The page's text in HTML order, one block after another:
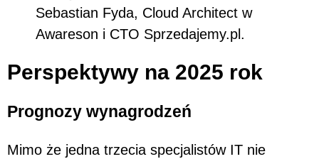
Sebastian Fyda, Cloud Architect w
Awareson i CTO Sprzedajemy.pl.
Perspektywy na 2025 rok
Prognozy wynagrodzeń
Mimo że jedna trzecia specjalistów IT nie